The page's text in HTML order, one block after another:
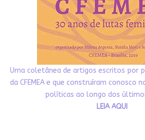
Uma coletânea de artigos escritos por
da CFEMEA e que construíram conosco
políticas ao longo dos
LEIA AQUI